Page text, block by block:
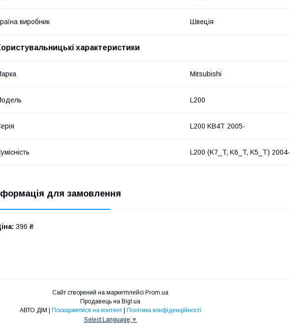
виробник Швеція
характеристики
Mitsubishi
L200
L200 KB4T 2005-
L200 (K7_T, K6_T, K5_T) 2004-
для замовлення
396 ₴
Сайт створений на маркетплейсі Prom.ua
Продавець на Bigl.ua
АВТО ДІМ | Поскаржитися на контент | Політика конфіденційності
Select Language ▼